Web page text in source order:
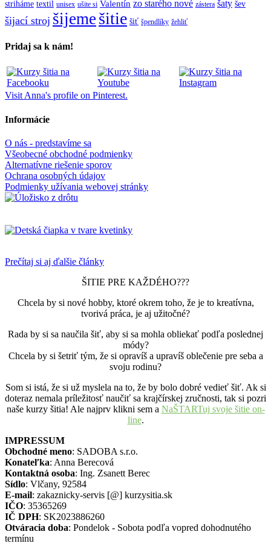
striháme textil unisex ušite si Valentín zo starého nové zástera šaty šev
šijací stroj šijeme šitie šiť špendlíky žehliť
Pridaj sa k nám!
Visit Anna's profile on Pinterest.
Informácie
O nás - predstavíme sa
Všeobecné obchodné podmienky
Alternatívne riešenie sporov
Ochrana osobných údajov
Podmienky užívania webovej stránky
Prečítaj si aj ďalšie články
ŠITIE PRE KAŽDÉHO???
Chcela by si nové hobby, ktoré okrem toho, že je to kreatívna,
tvorivá práca, je aj užitočné?
Rada by si sa naučila šiť, aby si sa mohla obliekať podľa poslednej
módy?
Chcela by si šetriť tým, že si opravíš a upravíš oblečenie pre seba a
svoju rodinu?
Som si istá, že si už myslela na to, že by bolo dobré vedieť šiť. Ak si
doteraz nemala príležitosť naučiť sa krajčírskej zručnosti, tak si pozri
naše kurzy šitia! Ale najprv klikni sem a NaŠTARTuj svoje šitie on-
line.
IMPRESSUM
Obchodné meno: SADOBA s.r.o.
Konateľka: Anna Berecová
Kontaktná osoba: Ing. Zsanett Berec
Sídlo: Vlčany, 92584
E-mail: zakaznicky-servis [@] kurzysitia.sk
IČO: 35365269
IČ DPH: SK2023886260
Otváracia doba: Pondelok - Sobota podľa vopred dohodnutého
termínu